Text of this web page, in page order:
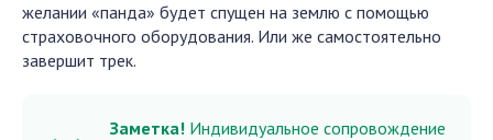
желании «панда» будет спущен на землю с помощью
страховочного оборудования. Или же самостоятельно
завершит трек.
Заметка! Индивидуальное сопровождение